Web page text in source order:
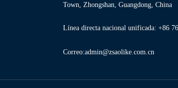
Town, Zhongshan, Guangdong, China
Línea directa nacional unificada: +86
Correo:admin@zsaolike.com.cn